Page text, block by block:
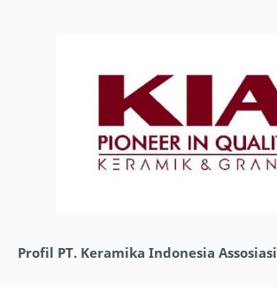
Profil PT. Keramika Indonesia Assosiasi